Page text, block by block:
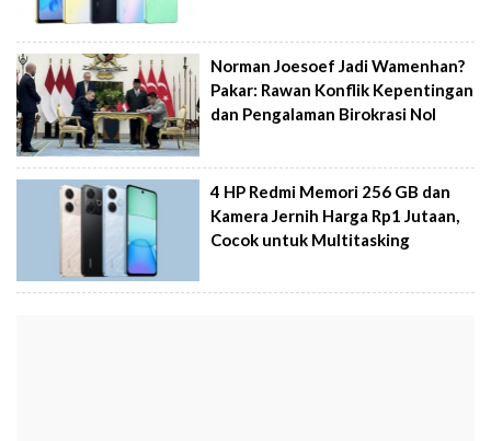
Norman Joesoef Jadi Wamenhan?
Pakar: Rawan Konflik Kepentingan
dan Pengalaman Birokrasi Nol
4 HP Redmi Memori 256 GB dan
Kamera Jernih Harga Rp1 Jutaan,
Cocok untuk Multitasking